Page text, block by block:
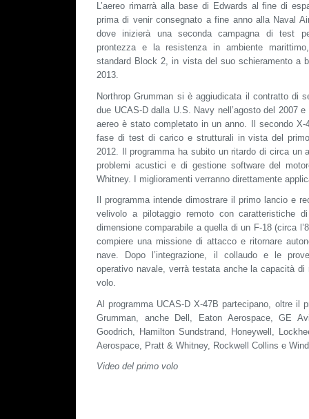
L’aereo rimarrà alla base di Edwards al fine di
prima di venir consegnato a fine anno alla Naval
dove inizierà una seconda campagna di test
prontezza e la resistenza in ambiente
standard Block 2, in vista del suo schieramento a
2013.
Northrop Grumman si è aggiudicata il contratto di
due UCAS-D dalla U.S. Navy nell’agosto del 2007 e
aereo è stato completato in un anno. Il secondo X-
fase di test di carico e strutturali in vista del
2012. Il programma ha subito un ritardo di circa un
problemi acustici e di gestione software del
Whitney. I miglioramenti verranno direttamente
Il programma intende dimostrare il primo lancio e
velivolo a pilotaggio remoto con caratteristiche
dimensione comparabile a quella di un F-18 (circa
compiere una missione di attacco e ritornare
nave. Dopo l’integrazione, il collaudo e le
operativo navale, verrà testata anche la capacità di
volo.
Al programma UCAS-D X-47B partecipano, oltre il
Grumman, anche Dell, Eaton Aerospace, GE
Goodrich, Hamilton Sundstrand, Honeywell,
Aerospace, Pratt & Whitney, Rockwell Collins e
Video del primo volo